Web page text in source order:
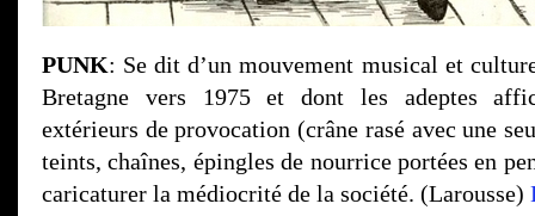
PUNK: Se dit d’un mouvement musical et
Bretagne vers 1975 et dont les adeptes
extérieurs de provocation (crâne rasé avec une
teints, chaînes, épingles de nourrice portées en
caricaturer la médiocrité de la société. (Larousse)